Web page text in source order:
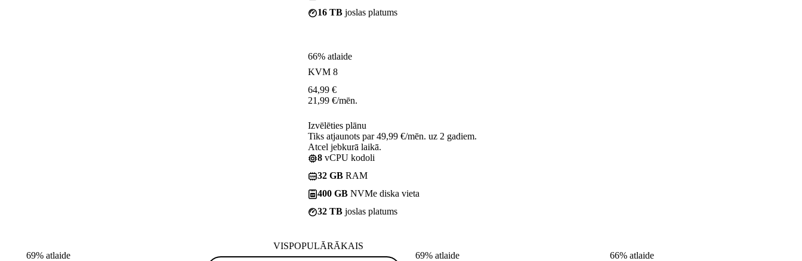
16 TB joslas platums
66% atlaide
KVM 8
64,99 €
21,99 €/mēn.
Izvēlēties plānu
Tiks atjaunots par 49,99 €/mēn. uz 2 gadiem.
Atcel jebkurā laikā.
8 vCPU kodoli
32 GB RAM
400 GB NVMe diska vieta
32 TB joslas platums
69% atlaide
VISPOPULĀRĀKAIS
69% atlaide
66% atlaide